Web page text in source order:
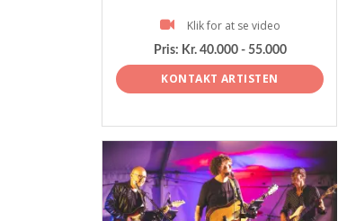
Klik for at se video
Pris: Kr. 40.000 - 55.000
KONTAKT ARTISTEN